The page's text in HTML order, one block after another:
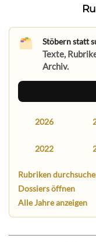
Stöbern statt
Texte,
Archiv.
2026
2022
Rubriken
Dossiers öffnen
Alle Jahre anzeigen